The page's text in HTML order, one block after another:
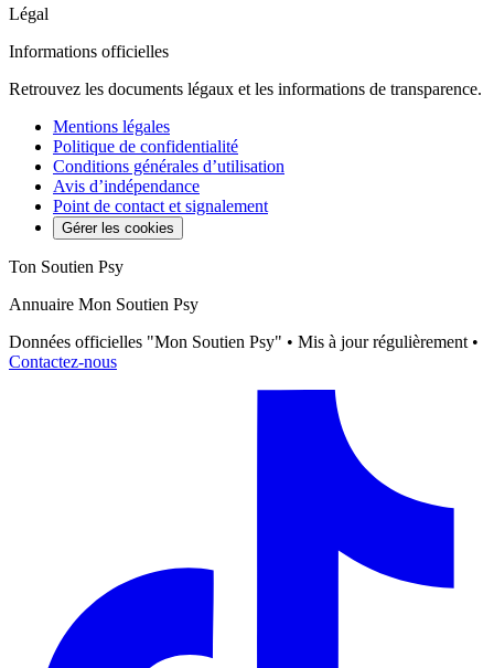
Légal
Informations officielles
Retrouvez les documents légaux et les informations de transparence.
Mentions légales
Politique de confidentialité
Conditions générales d’utilisation
Avis d’indépendance
Point de contact et signalement
Gérer les cookies
Ton Soutien Psy
Annuaire Mon Soutien Psy
Données officielles "Mon Soutien Psy" • Mis à jour régulièrement •
Contactez-nous